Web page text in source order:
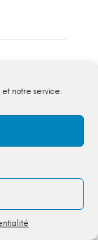
et notre service.
nombres
de la
à